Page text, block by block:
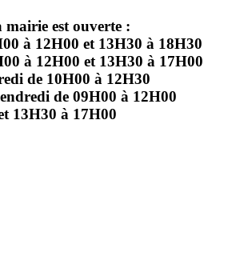
mairie est ouverte :
à 12H00 et 13H30 à 18H30
à 12H00 et 13H30 à 17H00
de 10H00 à 12H30
de 09H00 à 12H00
13H30 à 17H00